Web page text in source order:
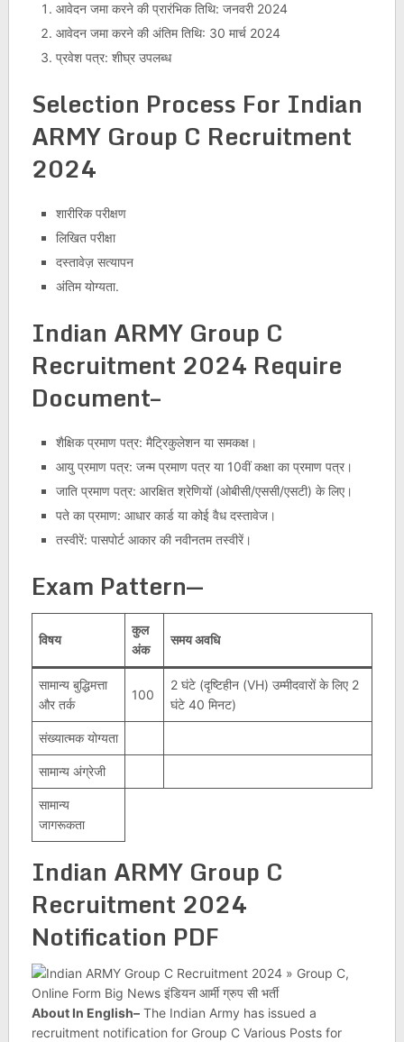
आवेदन जमा करने की प्रारंभिक तिथि: जनवरी 2024
आवेदन जमा करने की अंतिम तिथि: 30 मार्च 2024
प्रवेश पत्र: शीघ्र उपलब्ध
Selection Process For Indian
ARMY Group C Recruitment
2024
शारीरिक परीक्षण
लिखित परीक्षा
दस्तावेज़ सत्यापन
अंतिम योग्यता.
Indian ARMY Group C
Recruitment 2024 Require
Document–
शैक्षिक प्रमाण पत्र: मैट्रिकुलेशन या समकक्ष।
आयु प्रमाण पत्र: जन्म प्रमाण पत्र या 10वीं कक्षा का प्रमाण पत्र।
जाति प्रमाण पत्र: आरक्षित श्रेणियों (ओबीसी/एससी/एसटी) के लिए।
पते का प्रमाण: आधार कार्ड या कोई वैध दस्तावेज।
तस्वीरें: पासपोर्ट आकार की नवीनतम तस्वीरें।
Exam Pattern—
विषय
कुल
अंक
समय अवधि
सामान्य बुद्धिमत्ता
और तर्क
100
2 घंटे (दृष्टिहीन (VH) उम्मीदवारों के लिए 2
घंटे 40 मिनट)
संख्यात्मक योग्यता
सामान्य अंग्रेजी
सामान्य
जागरूकता
Indian ARMY Group C
Recruitment 2024
Notification PDF
About In English–The Indian Army has issued a
recruitment notification for Group C Various Posts for